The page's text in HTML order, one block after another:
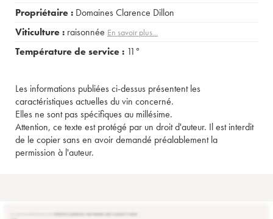
Propriétaire : Domaines Clarence Dillon
Viticulture : raisonnée En savoir plus...
Température de service : 11°
Les informations publiées ci-dessus présentent les
caractéristiques actuelles du vin concerné.
Elles ne sont pas spécifiques au millésime.
Attention, ce texte est protégé par un droit d'auteur. Il est interdit
de le copier sans en avoir demandé préalablement la
permission à l'auteur.